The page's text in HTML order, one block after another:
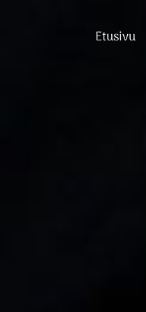
Etusivu